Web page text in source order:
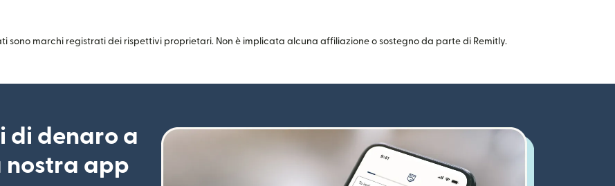
sono marchi registrati dei rispettivi proprietari. Non è implicata alcuna affiliazione o sostegno da parte di Remitly.
di denaro a
nostra app